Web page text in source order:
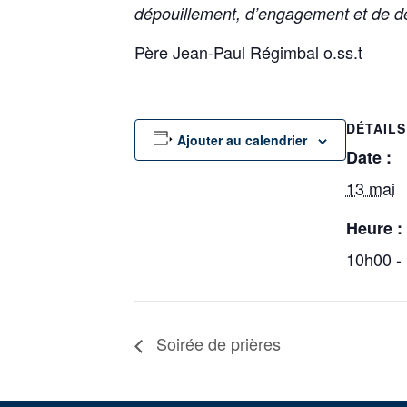
dépouillement, d’engagement et
Père Jean-Paul Régimbal o.ss.t
Ajouter au calendrier
DÉTAILS
Date :
13 mai
Heure :
10h00 -
Soirée de prières